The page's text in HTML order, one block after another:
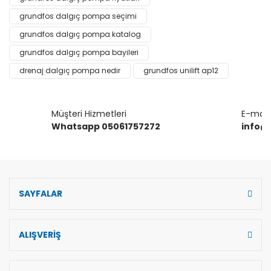
Ürün açıklamasında eksik bilgiler bulunuyor.
Ürün bilgilerinde hatalar bulunuyor.
Ürün fiyatı diğer sitelerden daha pahalı.
Bu ürüne benzer farklı alternatifler olmalı.
grundfos dalgıç pompa seçimi
grundfos dalgıç pompa katalog
grundfos dalgıç pompa bayileri
drenaj dalgıç pompa nedir
grundfos unilift ap12
Müşteri Hizmetleri
Whatsapp 05061757272
E-mail
SAYFALAR
ALIŞVERİŞ